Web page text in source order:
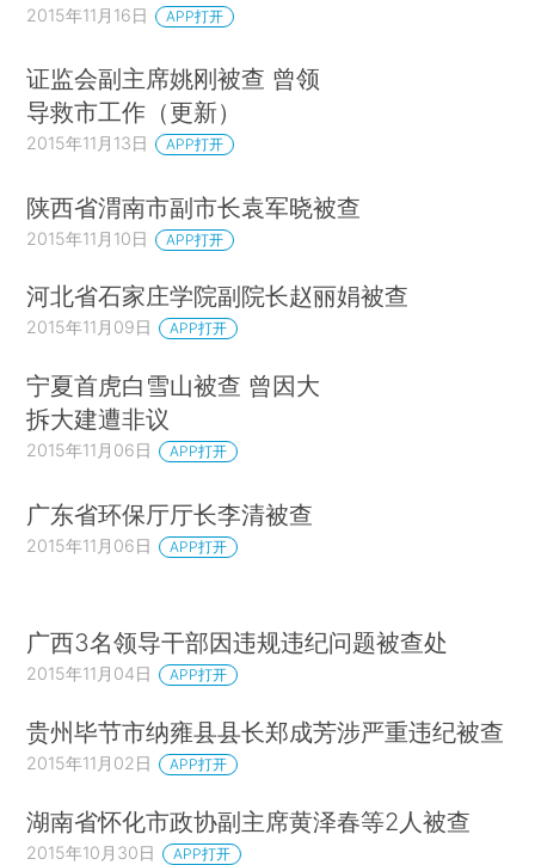
2015年11月16日 APP打开
证监会副主席姚刚被查 曾领
导救市工作（更新）
2015年11月13日 APP打开
陕西省渭南市副市长袁军晓被查
2015年11月10日 APP打开
河北省石家庄学院副院长赵丽娟被查
2015年11月09日 APP打开
宁夏首虎白雪山被查 曾因大
拆大建遭非议
2015年11月06日 APP打开
广东省环保厅厅长李清被查
2015年11月06日 APP打开
广西3名领导干部因违规违纪问题被查处
2015年11月04日 APP打开
贵州毕节市纳雍县县长郑成芳涉严重违纪被查
2015年11月02日 APP打开
湖南省怀化市政协副主席黄泽春等2人被查
2015年10月30日 APP打开